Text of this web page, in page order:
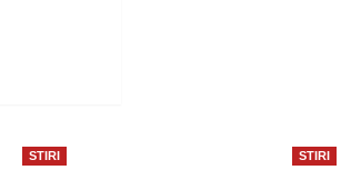
STIRI STIRI